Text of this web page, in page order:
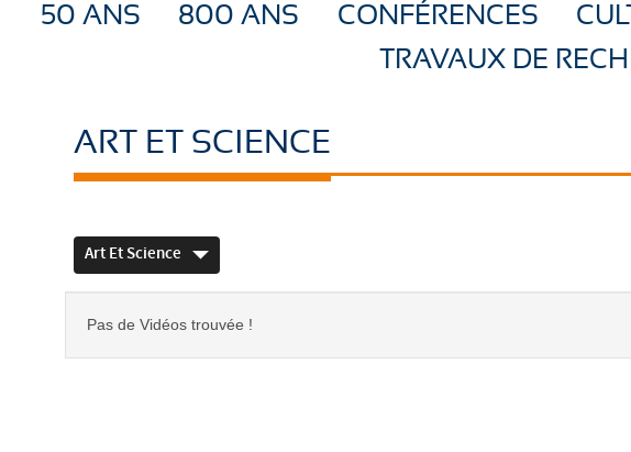
50 ANS 800 ANS CONFÉRENCES
TRAVAUX DE
ART ET SCIENCE
Art Et Science
Pas de Vidéos trouvée !